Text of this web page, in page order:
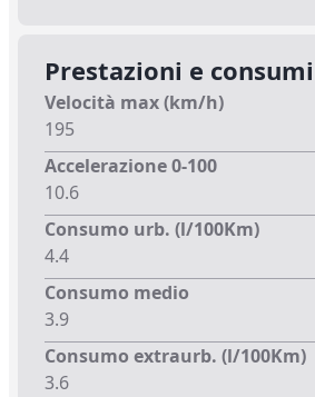
Prestazioni e consumi
Velocità max (km/h)
195
Accelerazione 0-100
10.6
Consumo urb. (l/100Km)
4.4
Consumo medio
3.9
Consumo extraurb. (l/100Km)
3.6